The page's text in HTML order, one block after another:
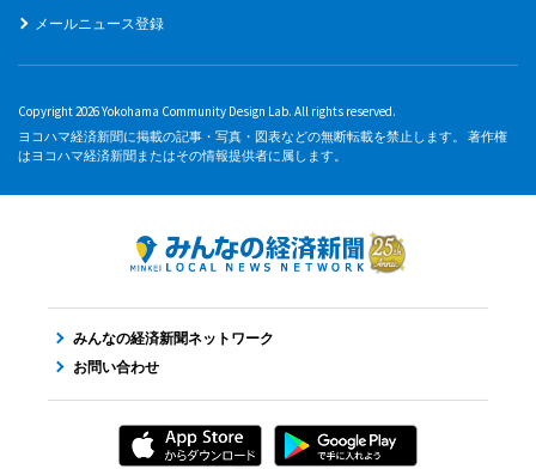
メールニュース登録
Copyright 2026 Yokohama Community Design Lab. All rights reserved.
ヨコハマ経済新聞に掲載の記事・写真・図表などの無断転載を禁止します。 著作権
はヨコハマ経済新聞またはその情報提供者に属します。
みんなの経済新聞ネットワーク
お問い合わせ